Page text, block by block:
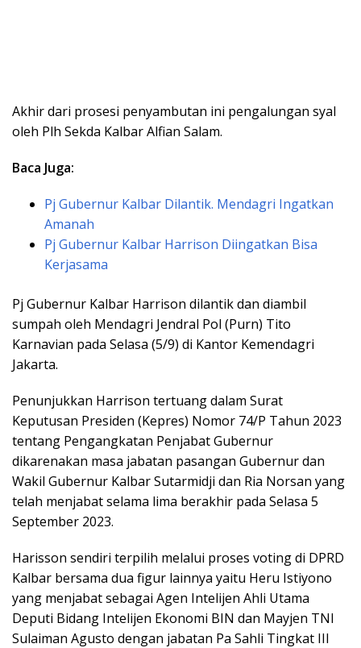
Akhir dari prosesi penyambutan ini pengalungan syal
oleh Plh Sekda Kalbar Alfian Salam.
Baca Juga:
Pj Gubernur Kalbar Dilantik. Mendagri Ingatkan
Amanah
Pj Gubernur Kalbar Harrison Diingatkan Bisa
Kerjasama
Pj Gubernur Kalbar Harrison dilantik dan diambil
sumpah oleh Mendagri Jendral Pol (Purn) Tito
Karnavian pada Selasa (5/9) di Kantor Kemendagri
Jakarta.
Penunjukkan Harrison tertuang dalam Surat
Keputusan Presiden (Kepres) Nomor 74/P Tahun 2023
tentang Pengangkatan Penjabat Gubernur
dikarenakan masa jabatan pasangan Gubernur dan
Wakil Gubernur Kalbar Sutarmidji dan Ria Norsan yang
telah menjabat selama lima berakhir pada Selasa 5
September 2023.
Harisson sendiri terpilih melalui proses voting di DPRD
Kalbar bersama dua figur lainnya yaitu Heru Istiyono
yang menjabat sebagai Agen Intelijen Ahli Utama
Deputi Bidang Intelijen Ekonomi BIN dan Mayjen TNI
Sulaiman Agusto dengan jabatan Pa Sahli Tingkat III